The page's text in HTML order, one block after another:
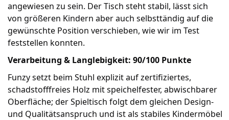
angewiesen zu sein. Der Tisch steht stabil, lässt sich
von größeren Kindern aber auch selbsttändig auf die
gewünschte Position verschieben, wie wir im Test
feststellen konnten.
Verarbeitung & Langlebigkeit: 90/100 Punkte
Funzy setzt beim Stuhl explizit auf zertifiziertes,
schadstofffreies Holz mit speichelfester, abwischbarer
Oberfläche; der Spieltisch folgt dem gleichen Design‑
und Qualitätsanspruch und ist als stabiles Kindermöbel